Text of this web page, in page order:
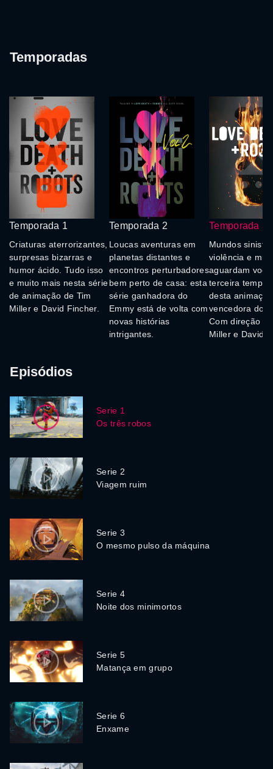
Temporadas
Temporada 1
Criaturas aterrorizantes,
surpresas bizarras e
humor ácido. Tudo isso
e muito mais nesta série
de animação de Tim
Miller e David Fincher.
Temporada 2
Loucas aventuras em
planetas distantes e
encontros perturbadores
bem perto de casa: esta
série ganhadora do
Emmy está de volta com
novas histórias
intrigantes.
Temporada 3
Mundos
violência e
aguardam
terceira
desta animação
vencedora do
Com direção
Miller e David
Episódios
Serie 1
Os três robos
Serie 2
Viagem ruim
Serie 3
O mesmo pulso da máquina
Serie 4
Noite dos minimortos
Serie 5
Matança em grupo
Serie 6
Enxame